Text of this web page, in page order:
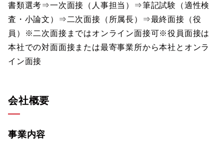
書類選考⇒一次面接（人事担当）⇒筆記試験（適性検
査・小論文）⇒二次面接（所属長）⇒最終面接（役
員）※二次面接まではオンライン面接可※役員面接は
本社での対面面接または最寄事業所から本社とオンラ
イン面接
会社概要
事業内容